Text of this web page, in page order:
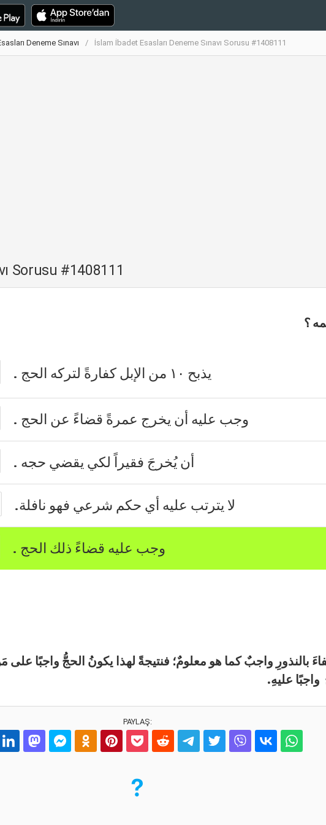
Deneme Sınavı İslam İbadet Esasları Deneme Sınavı Sorusu #1408111
Sorusu #1408111
؟
يذبح ١٠ من الإبل كفارةً لتركه الحج .
وجب عليه أن يخرج عمرةً قضاءً عن الحج .
أن يُخرجَ فقيراً لكي يقضي حجه .
لا يترتب عليه أي حكم شرعي فهو نافلة.
وجب عليه قضاءً ذلك الحج .
بالنذورِ واجبٌ كما هو معلومٌ؛ فنتيجةً لهذا يكونُ الحجُّ واجبًا
عليهِ.
PAYLAŞ: